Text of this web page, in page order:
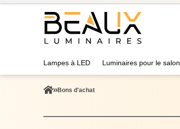
Lampes à LED Luminaires pour le salon
Bons d'achat